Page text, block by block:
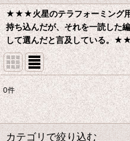
★★★火星のテラフォーミング
持ち込んだが、それを一読した
して選んだと言及している。
表示数:
並び順:
0件
カテゴリで絞り込む